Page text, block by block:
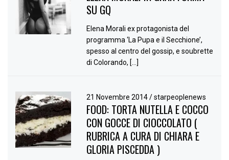
SU GQ
Elena Morali ex protagonista del
programma ‘La Pupa e il Secchione’,
spesso al centro del gossip, e soubrette
di Colorando, […]
21 Novembre 2014/ starpeoplenews
FOOD: TORTA NUTELLA E COCCO
CON GOCCE DI CIOCCOLATO (
RUBRICA A CURA DI CHIARA E
GLORIA PISCEDDA )